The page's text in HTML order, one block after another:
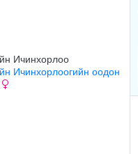
Ичинхорлоо
Ичинхорлоогийн оодон